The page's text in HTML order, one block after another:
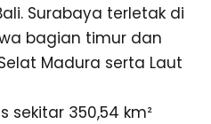
Surabaya terletak di
bagian timur dan
Madura serta Laut
sekitar 350,54 km²